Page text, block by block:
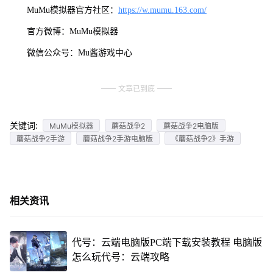
MuMu模拟器官方社区： https://w.mumu.163.com/
官方微博：MuMu模拟器
微信公众号：Mu酱游戏中心
文章已到底
关键词: MuMu模拟器 蘑菇战争2
蘑菇战争2电脑版
蘑菇战争2手游
蘑菇战争2手游电脑版 《蘑菇战争2》手游
相关资讯
代号：云端电脑版PC端下载安装教程 电脑版
怎么玩代号：云端攻略